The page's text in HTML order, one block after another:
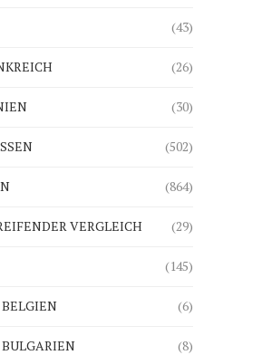
(43)
(26)
(30)
(502)
(864)
VERGLEICH (29)
(145)
(6)
(8)